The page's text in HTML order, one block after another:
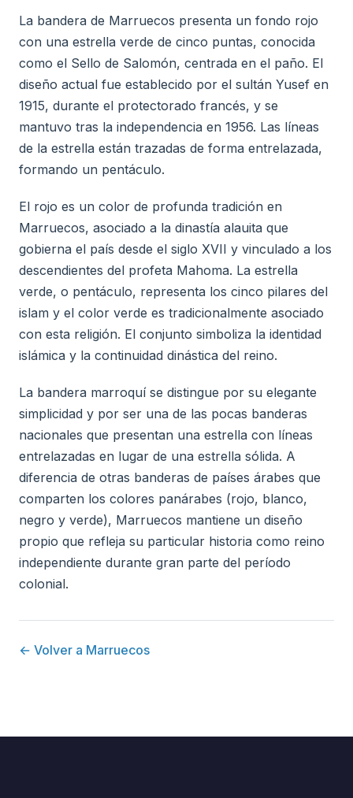
La bandera de Marruecos presenta un fondo rojo
con una estrella verde de cinco puntas, conocida
como el Sello de Salomón, centrada en el paño. El
diseño actual fue establecido por el sultán Yusef en
1915, durante el protectorado francés, y se
mantuvo tras la independencia en 1956. Las líneas
de la estrella están trazadas de forma entrelazada,
formando un pentáculo.
El rojo es un color de profunda tradición en
Marruecos, asociado a la dinastía alauita que
gobierna el país desde el siglo XVII y vinculado a los
descendientes del profeta Mahoma. La estrella
verde, o pentáculo, representa los cinco pilares del
islam y el color verde es tradicionalmente asociado
con esta religión. El conjunto simboliza la identidad
islámica y la continuidad dinástica del reino.
La bandera marroquí se distingue por su elegante
simplicidad y por ser una de las pocas banderas
nacionales que presentan una estrella con líneas
entrelazadas en lugar de una estrella sólida. A
diferencia de otras banderas de países árabes que
comparten los colores panárabes (rojo, blanco,
negro y verde), Marruecos mantiene un diseño
propio que refleja su particular historia como reino
independiente durante gran parte del período
colonial.
← Volver a Marruecos